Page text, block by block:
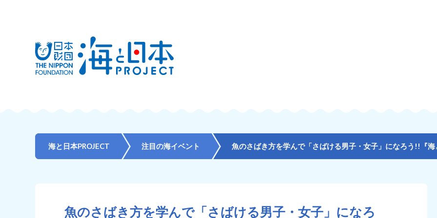
海と日本PROJECT 注目の海イベント
魚のさばき方を学んで「さばける男子・女子」になろ